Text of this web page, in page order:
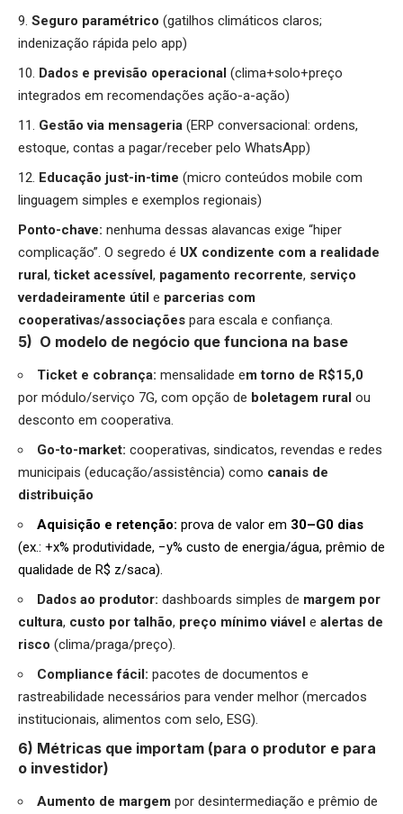
Seguro paramétrico (gatilhos climáticos claros;
indenização rápida pelo app)
Dados e previsão operacional (clima+solo+preço
integrados em recomendações ação-a-ação)
Gestão via mensageria (ERP conversacional: ordens,
estoque, contas a pagar/receber pelo WhatsApp)
Educação just-in-time (micro conteúdos mobile com
linguagem simples e exemplos regionais)
Ponto-chave: nenhuma dessas alavancas exige “hiper
complicação”. O segredo é UX condizente com a realidade
rural,ticket acessível, pagamento recorrente, serviço
verdadeiramente útil e parcerias com
cooperativas/associações para escala e confiança.
5) O modelo de negócio que funciona na base
Ticket e cobrança: mensalidade em torno de R$15,0
por módulo/serviço 7G, com opção de boletagem rural ou
desconto em cooperativa.
Go-to-market: cooperativas, sindicatos, revendas e redes
municipais (educação/assistência) como canais de
distribuição
Aquisição e retenção: prova de valor em 30–G0 dias
(ex.: +x% produtividade, −y% custo de energia/água, prêmio de
qualidade de R$ z/saca).
Dados ao produtor: dashboards simples de margem por
cultura, custo por talhão, preço mínimo viável e alertas de
risco (clima/praga/preço).
Compliance fácil: pacotes de documentos e
rastreabilidade necessários para vender melhor (mercados
institucionais, alimentos com selo, ESG).
6) Métricas que importam (para o produtor e para
o investidor)
Aumento de margem por desintermediação e prêmio de